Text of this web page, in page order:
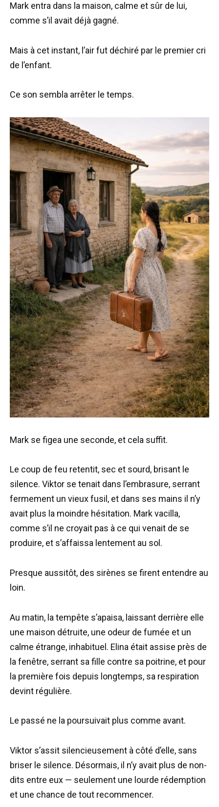
Mark entra dans la maison, calme et sûr de lui,
comme s’il avait déjà gagné.
Mais à cet instant, l’air fut déchiré par le premier cri
de l’enfant.
Ce son sembla arrêter le temps.
Mark se figea une seconde, et cela suffit.
Le coup de feu retentit, sec et sourd, brisant le
silence. Viktor se tenait dans l’embrasure, serrant
fermement un vieux fusil, et dans ses mains il n’y
avait plus la moindre hésitation. Mark vacilla,
comme s’il ne croyait pas à ce qui venait de se
produire, et s’affaissa lentement au sol.
Presque aussitôt, des sirènes se firent entendre au
loin.
Au matin, la tempête s’apaisa, laissant derrière elle
une maison détruite, une odeur de fumée et un
calme étrange, inhabituel. Elina était assise près de
la fenêtre, serrant sa fille contre sa poitrine, et pour
la première fois depuis longtemps, sa respiration
devint régulière.
Le passé ne la poursuivait plus comme avant.
Viktor s’assit silencieusement à côté d’elle, sans
briser le silence. Désormais, il n’y avait plus de non-
dits entre eux — seulement une lourde rédemption
et une chance de tout recommencer.